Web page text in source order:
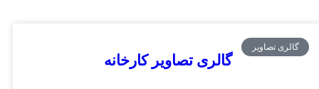
گالری تصاویر
گالری تصاویر کارخانه